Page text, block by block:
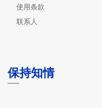
使用条款
联系人
保持知情